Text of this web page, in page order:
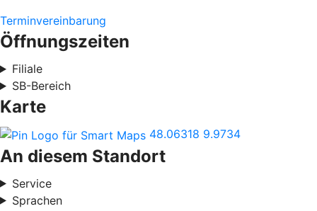
Terminvereinbarung
Öffnungszeiten
Filiale
SB-Bereich
Karte
48.06318 9.9734
An diesem Standort
Service
Sprachen